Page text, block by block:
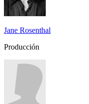
Jane Rosenthal
Producción